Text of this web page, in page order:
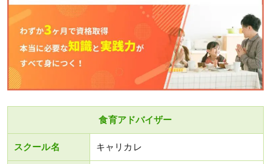
食育アドバイザー
スクール名 キャリカレ